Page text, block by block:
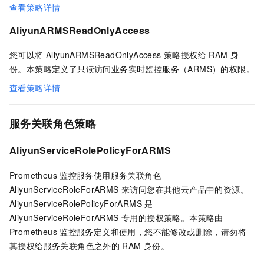
查看策略详情
AliyunARMSReadOnlyAccess
您可以将 AliyunARMSReadOnlyAccess 策略授权给 RAM 身
份。本策略定义了只读访问业务实时监控服务（ARMS）的权限。
查看策略详情
服务关联角色策略
AliyunServiceRolePolicyForARMS
Prometheus 监控服务使用服务关联角色
AliyunServiceRoleForARMS 来访问您在其他云产品中的资源。
AliyunServiceRolePolicyForARMS 是
AliyunServiceRoleForARMS 专用的授权策略。本策略由
Prometheus 监控服务定义和使用，您不能修改或删除，请勿将
其授权给服务关联角色之外的 RAM 身份。